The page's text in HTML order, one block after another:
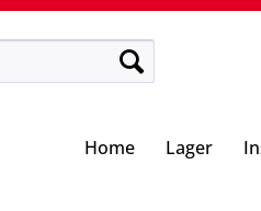
Home Lager